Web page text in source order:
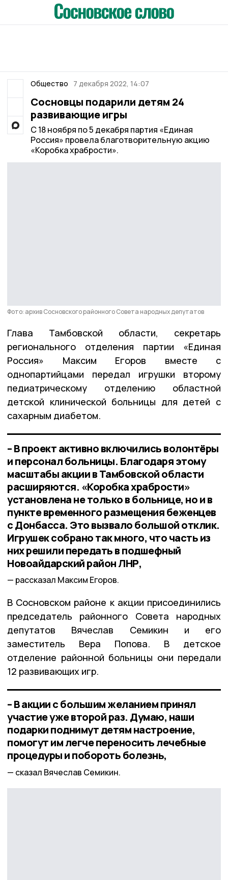
Общество 7 декабря 2022, 14:07
Сосновцы подарили детям 24
развивающие игры
С 18 ноября по 5 декабря партия «Единая
Россия» провела благотворительную акцию
«Коробка храбрости».
Фото: архив Сосновского районного Совета народных депутатов
Глава Тамбовской области, секретарь
регионального отделения партии «Единая
Россия» Максим Егоров вместе с
однопартийцами передал игрушки второму
педиатрическому отделению областной
детской клинической больницы для детей с
сахарным диабетом.
– В проект активно включились волонтёры
и персонал больницы. Благодаря этому
масштабы акции в Тамбовской области
расширяются. «Коробка храбрости»
установлена не только в больнице, но и в
пункте временного размещения беженцев
с Донбасса. Это вызвало большой отклик.
Игрушек собрано так много, что часть из
них решили передать в подшефный
Новоайдарский район ЛНР,
рассказал Максим Егоров.
В Сосновском районе к акции присоединились
председатель районного Совета народных
депутатов Вячеслав Семикин и его
заместитель Вера Попова. В детское
отделение районной больницы они передали
12 развивающих игр.
– В акции с большим желанием принял
участие уже второй раз. Думаю, наши
подарки поднимут детям настроение,
помогут им легче переносить лечебные
процедуры и побороть болезнь,
сказал Вячеслав Семикин.